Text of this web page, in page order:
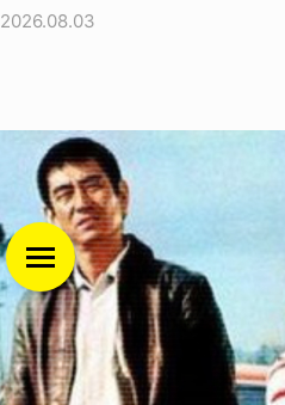
2026.08.03